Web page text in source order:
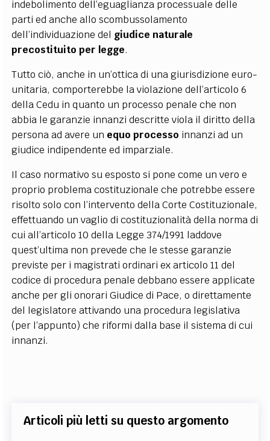
indebolimento dell’eguaglianza processuale delle
parti ed anche allo scombussolamento
dell’individuazione del giudice naturale
precostituito per legge.
Tutto ciò, anche in un’ottica di una giurisdizione euro-
unitaria, comporterebbe la violazione dell’articolo 6
della Cedu in quanto un processo penale che non
abbia le garanzie innanzi descritte viola il diritto della
persona ad avere un equo processo innanzi ad un
giudice indipendente ed imparziale.
Il caso normativo su esposto si pone come un vero e
proprio problema costituzionale che potrebbe essere
risolto solo con l’intervento della Corte Costituzionale,
effettuando un vaglio di costituzionalità della norma di
cui all’articolo 10 della Legge 374/1991 laddove
quest’ultima non prevede che le stesse garanzie
previste per i magistrati ordinari ex articolo 11 del
codice di procedura penale debbano essere applicate
anche per gli onorari Giudice di Pace, o direttamente
del legislatore attivando una procedura legislativa
(per l’appunto) che riformi dalla base il sistema di cui
innanzi.
Articoli più letti su questo argomento